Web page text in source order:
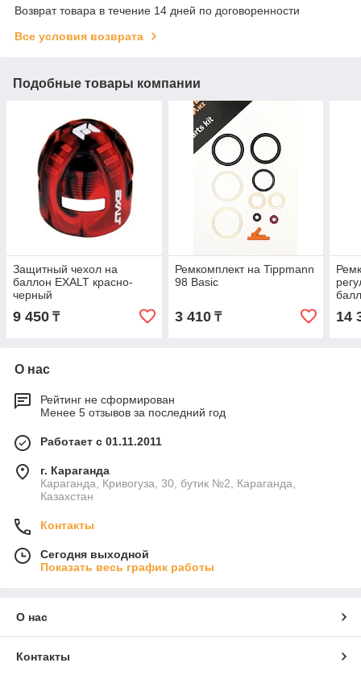
Возврат товара в течение 14 дней по договоренности
Все условия возврата
Подобные товары компании
Защитный чехол на
баллон EXALT красно-
черный
9 450 ₸
Ремкомплект на Tippmann
98 Basic
3 410₸ 14
О нас
Рейтинг не сформирован
Менее 5 отзывов за последний год
Работает с 01.11.2011
г. Караганда
Караганда, Кривогуза, 30, бутик №2, Караганда,
Казахстан
Контакты
Сегодня выходной
Показать весь график работы
О нас
Контакты